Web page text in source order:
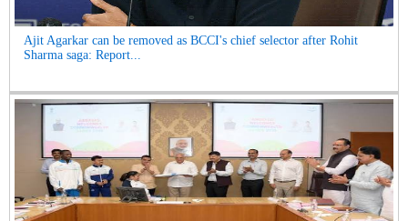
Ajit Agarkar can be removed as BCCI's chief selector after Rohit
Sharma saga: Report...